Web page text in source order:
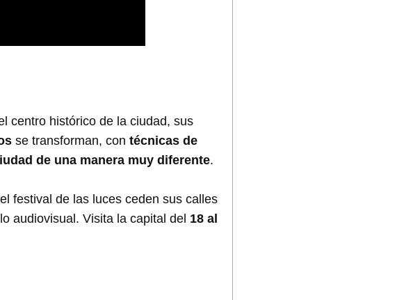
centro histórico de la ciudad, sus
se transforman, con técnicas de
de una manera muy diferente.
festival de las luces ceden sus calles
audiovisual. Visita la capital del 18 al